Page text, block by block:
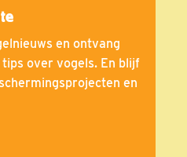
en ontvang
over vogels. En blijf
en